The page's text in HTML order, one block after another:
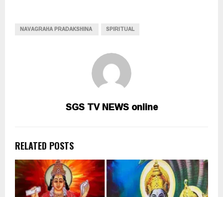
NAVAGRAHA PRADAKSHINA SPIRITUAL
SGS TV NEWS online
RELATED POSTS